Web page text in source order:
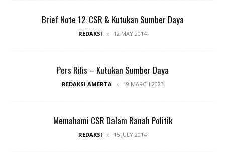
Brief Note 12: CSR & Kutukan Sumber Daya
REDAKSI 12 MAY 2014
Pers Rilis – Kutukan Sumber Daya
REDAKSI AMERTA 19 MARCH 2023
Memahami CSR Dalam Ranah Politik
REDAKSI 15 JULY 2014